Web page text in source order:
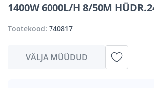
1400W 6000L/H 8/50M
Tootekood: 740817
VÄLJA MÜÜDUD